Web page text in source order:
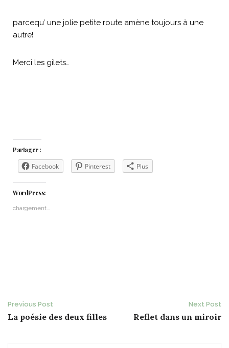
parcequ’ une jolie petite route amène toujours à une
autre!
Merci les gilets…
Partager :
Facebook Pinterest Plus
WordPress:
chargement…
Post
navigation
Previous Post
La poésie des deux filles
Next Post
Reflet dans un miroir